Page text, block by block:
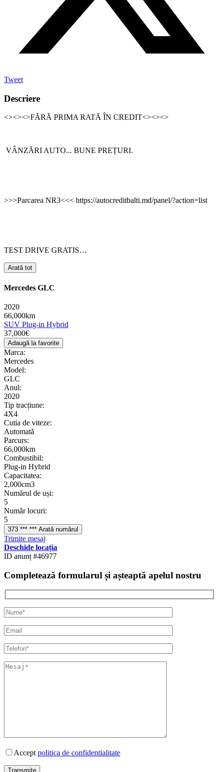
Tweet
Descriere
<><><>FĂRĂ PRIMA RATĂ ÎN CREDIT<><><>
VÂNZĂRI AUTO... BUNE PREȚURI.
>>>Parcarea NR3<<< https://autocreditbalti.md/panel/?action=list
TEST DRIVE GRATIS…
Arată tot
Mercedes GLC
2020
66,000km
SUV Plug-in Hybrid
37,000€
Adaugă la favorite
Marca:
Mercedes
Model:
GLC
Anul:
2020
Tip tracțiune:
4X4
Cutia de viteze:
Automată
Parcurs:
66,000km
Combustibil:
Plug-in Hybrid
Сapacitatea:
2,000cm3
Numărul de uși:
5
Număr locuri:
5
373 *** *** Arată numărul
Trimite mesaj
Deschide locația
ID anunț #46977
Completează formularul și așteaptă apelul nostru
Accept politica de confidentialitate
Transmite